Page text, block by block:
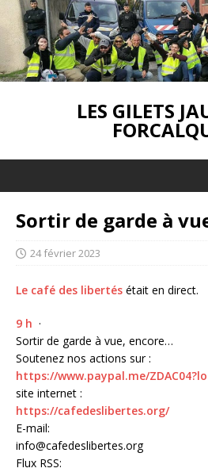
LES GILETS
Sortir de garde à
24 février 2023
Le café des libertés était en direct.
9 h ·
Sortir de garde à vue, encore…
Soutenez nos actions sur :
https://www.paypal.me/
site internet :
https://cafedeslibertes.org/
E-mail:
info@cafedeslibertes.org
Flux RSS: